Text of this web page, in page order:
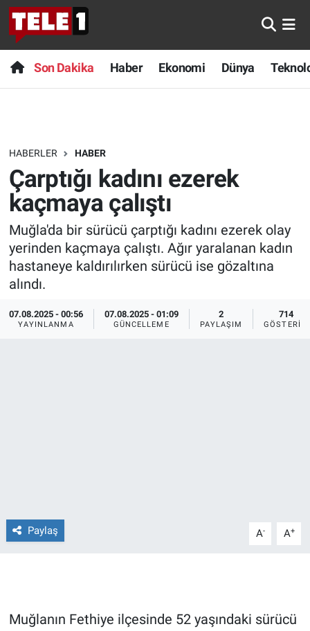
Son Dakika Haber Ekonomi Dünya
HABERLER HABER
Çarptığı kadını ezerek
kaçmaya çalıştı
Muğla'da bir sürücü çarptığı kadını ezerek olay
yerinden kaçmaya çalıştı. Ağır yaralanan kadın
hastaneye kaldırılırken sürücü ise gözaltına
alındı.
07.08.2025 - 00:56
YAYINLANMA
07.08.2025 - 01:09
GÜNCELLEME
2
PAYLAŞIM
714
GÖSTERIM
Paylaş A- A+
Muğlanın Fethiye ilçesinde 52 yaşındaki sürücü
Anında Manşet
Başka Sohbetler
Bilim turu
Bilim ve Teknoloji Evreni
Doğa Konuşuyor
Dünya
Gün Ortası
Son Dakika
Haber
Dünya
Teknoloji
Sağlık
Spor
Nöbetçi Eczaneler
Hava Durumu
Trafik Durumu
Süper Lig Puan Durumu ve Fikstür
Tüm Manşetler
Son Dakika Haberleri